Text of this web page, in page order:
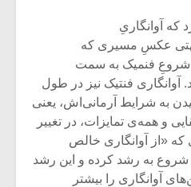
دارد که آوانگاریِ
عکسِ مسیری که
شروعِ فنمیک به سمت
فنتیک نیز در طول
به شرایط آرمانی‌اش، یعنی
و همه‌ی تمایزات، در تغییر
«از آوانگاری خالص
شروع به رشد کرده و این رشد
آوانگاری را بیشتر